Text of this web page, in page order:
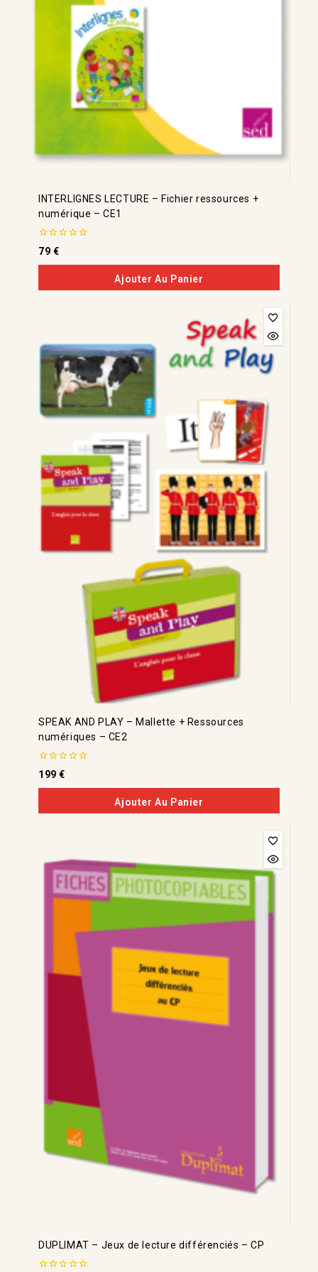
INTERLIGNES LECTURE – Fichier ressources +
numérique – CE1
0
de
5
79 €
Ajouter Au Panier
SPEAK AND PLAY – Mallette + Ressources
numériques – CE2
0
de
5
199€
Ajouter Au Panier
DUPLIMAT – Jeux de lecture différenciés – CP